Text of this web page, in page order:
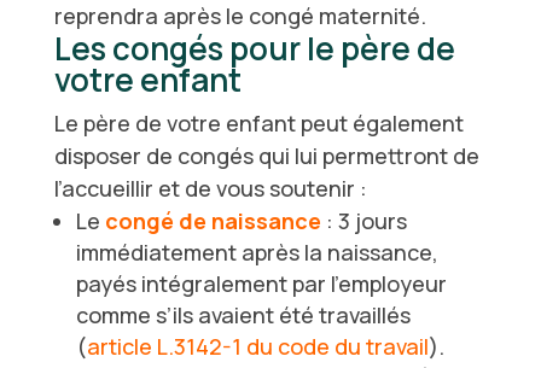
reprendra après le congé maternité.
Les congés pour le père de
votre enfant
Le père de votre enfant peut également
disposer de congés qui lui permettront de
l’accueillir et de vous soutenir :
Le congé de naissance : 3 jours
immédiatement après la naissance,
payés intégralement par l’employeur
comme s’ils avaient été travaillés
(article L.3142-1 du code du travail).